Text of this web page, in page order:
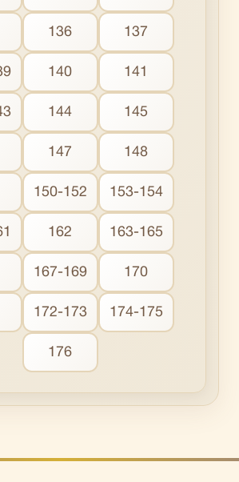
136 137
140 141
144 145
147 148
150-152 153-154
162 163-165
167-169 170
172-173 174-175
176